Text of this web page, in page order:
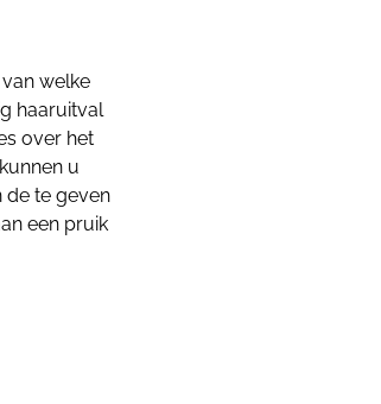
welke
haaruitval
over het
u
de te geven
een pruik